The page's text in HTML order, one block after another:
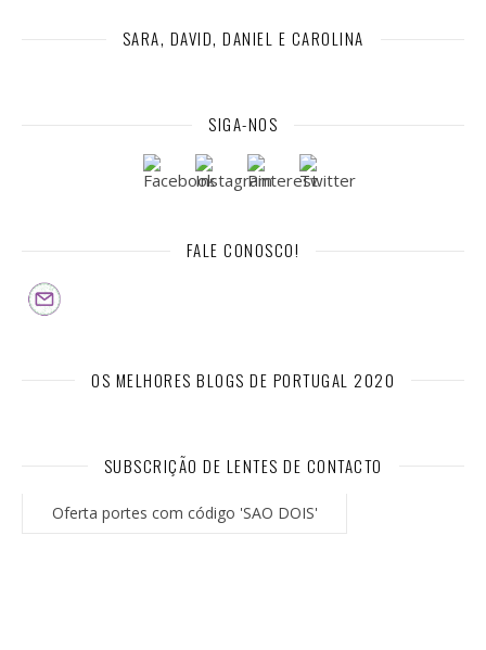
SARA, DAVID, DANIEL E CAROLINA
SIGA-NOS
FALE CONOSCO!
OS MELHORES BLOGS DE PORTUGAL 2020
SUBSCRIÇÃO DE LENTES DE CONTACTO
Oferta portes com código 'SAO DOIS'